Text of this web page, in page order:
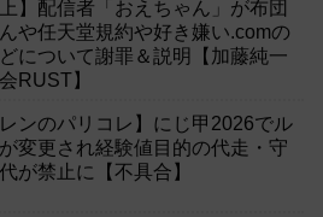
上】配信者「おえちゃん」が布団
や任天堂規約や好き嫌い.comの
について謝罪＆説明【加藤純一
RUST】
レンのパリコレ】にじ甲2026でル
変更され経験値目的の代走・守
が禁止に【不具合】